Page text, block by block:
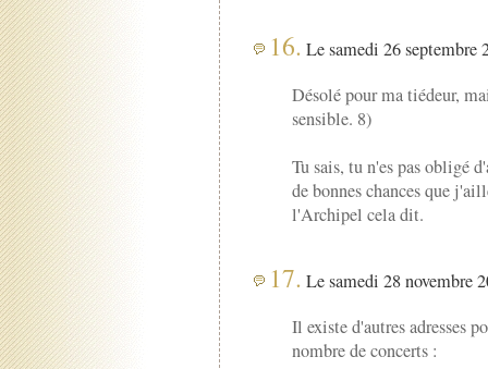
16. Le samedi 26 septembre
Désolé pour ma tiédeur,
sensible. 8)
Tu sais, tu n'es pas obligé
de bonnes chances que
l'Archipel cela dit.
17. Le samedi 28 novembre
Il existe d'autres adresses
nombre de concerts :